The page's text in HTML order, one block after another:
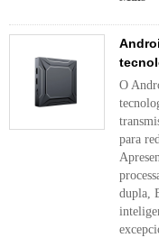
O
para
dupla,